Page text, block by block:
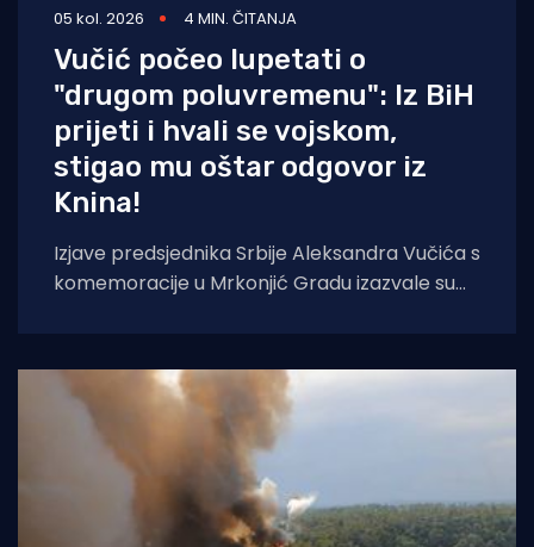
05 kol. 2026 4 MIN. ČITANJA
Vučić počeo lupetati o
"drugom poluvremenu": Iz BiH
prijeti i hvali se vojskom,
stigao mu oštar odgovor iz
Knina!
Izjave predsjednika Srbije Aleksandra Vučića s
komemoracije u Mrkonjić Gradu izazvale su